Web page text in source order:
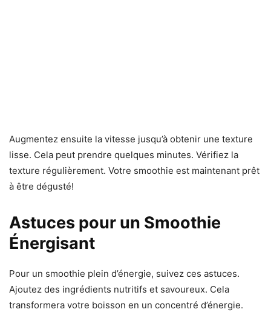
Augmentez ensuite la vitesse jusqu’à obtenir une texture
lisse. Cela peut prendre quelques minutes. Vérifiez la
texture régulièrement. Votre smoothie est maintenant prêt
à être dégusté!
Astuces pour un Smoothie
Énergisant
Pour un smoothie plein d’énergie, suivez ces astuces.
Ajoutez des ingrédients nutritifs et savoureux. Cela
transformera votre boisson en un concentré d’énergie.